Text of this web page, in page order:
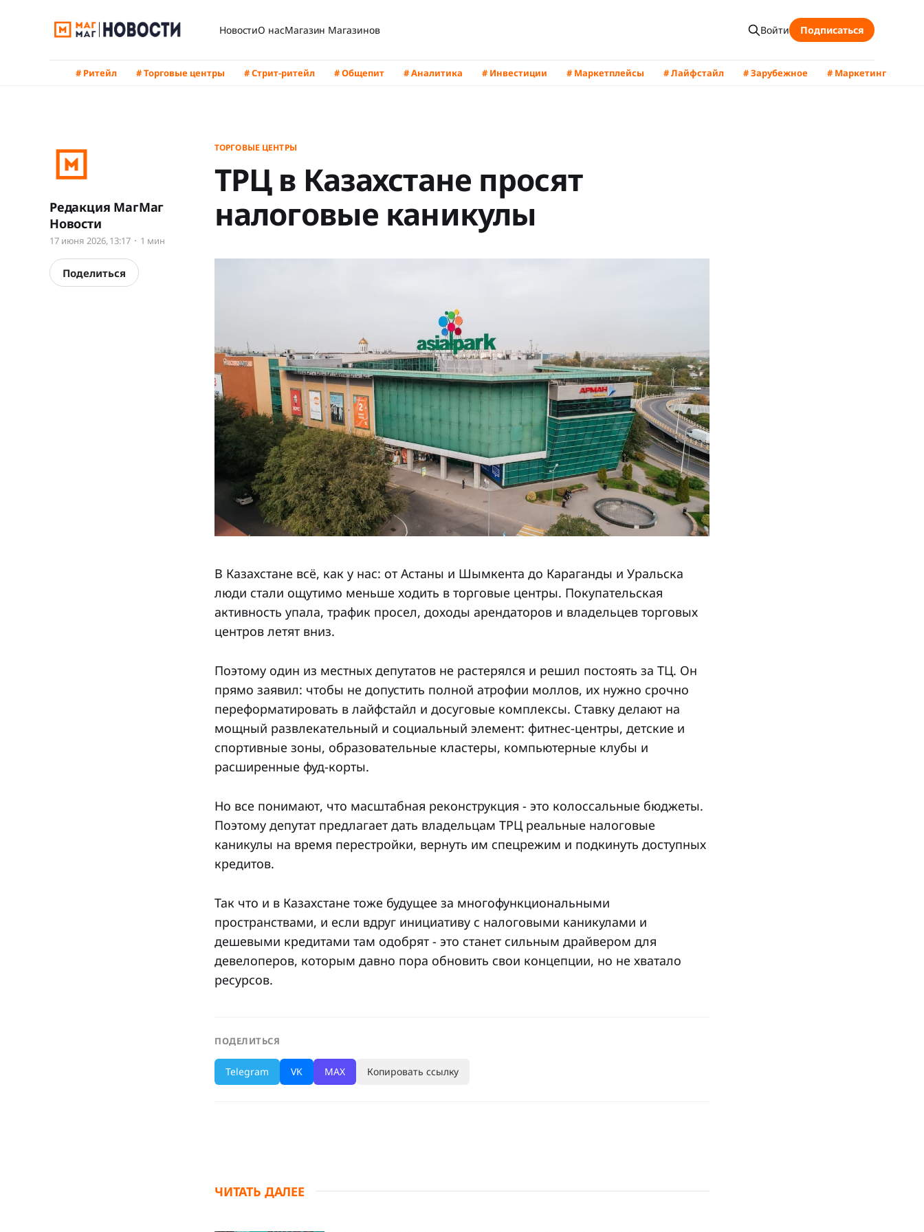
НовостиО насМагазин Магазинов Войти Подписаться
# Ритейл # Торговые центры # Стрит-ритейл # Общепит # Аналитика # Инвестиции # Маркетплейсы # Лайфстайл # Зарубежное # Маркетинг
ТОРГОВЫЕ ЦЕНТРЫ
ТРЦ в Казахстане просят
налоговые каникулы
Редакция МагМаг
Новости
17 июня 2026, 13:17 1 мин
Поделиться
В Казахстане всё, как у нас: от Астаны и Шымкента до Караганды и Уральска
люди стали ощутимо меньше ходить в торговые центры. Покупательская
активность упала, трафик просел, доходы арендаторов и владельцев торговых
центров летят вниз.
Поэтому один из местных депутатов не растерялся и решил постоять за ТЦ. Он
прямо заявил: чтобы не допустить полной атрофии моллов, их нужно срочно
переформатировать в лайфстайл и досуговые комплексы. Ставку делают на
мощный развлекательный и социальный элемент: фитнес-центры, детские и
спортивные зоны, образовательные кластеры, компьютерные клубы и
расширенные фуд-корты.
Но все понимают, что масштабная реконструкция - это колоссальные бюджеты.
Поэтому депутат предлагает дать владельцам ТРЦ реальные налоговые
каникулы на время перестройки, вернуть им спецрежим и подкинуть доступных
кредитов.
Так что и в Казахстане тоже будущее за многофункциональными
пространствами, и если вдруг инициативу с налоговыми каникулами и
дешевыми кредитами там одобрят - это станет сильным драйвером для
девелоперов, которым давно пора обновить свои концепции, но не хватало
ресурсов.
ПОДЕЛИТЬСЯ
Telegram VK MAX Копировать ссылку
ЧИТАТЬ ДАЛЕЕ